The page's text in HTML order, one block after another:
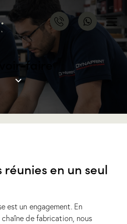
faire
réunies en un seul
est un engagement. En
chaîne de fabrication, nous